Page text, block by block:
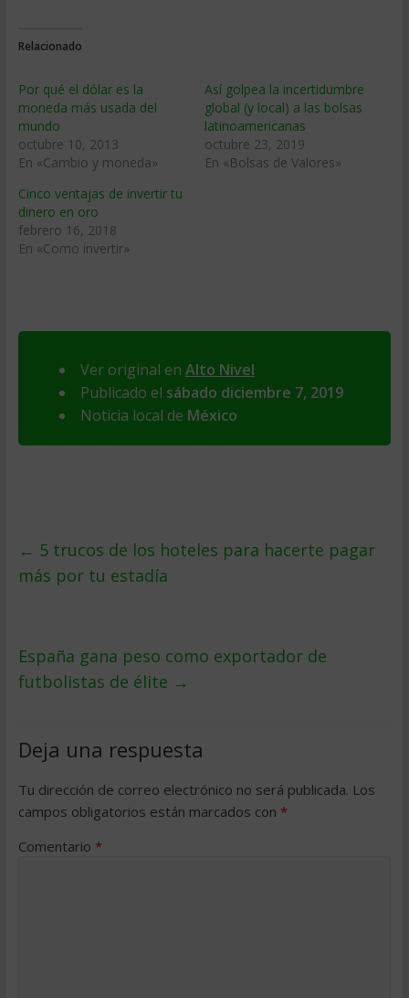
Relacionado
Por qué el dólar es la
moneda más usada del
mundo
octubre 10, 2013
En «Cambio y moneda»
Así golpea la incertidumbre
global (y local) a las bolsas
latinoamericanas
octubre 23, 2019
En «Bolsas de Valores»
Cinco ventajas de invertir tu
dinero en oro
febrero 16, 2018
En «Como invertir»
Ver original en Alto Nivel
Publicado el sábado diciembre 7, 2019
Noticia local de México
← 5 trucos de los hoteles para hacerte pagar
más por tu estadía
España gana peso como exportador de
futbolistas de élite →
Deja una respuesta
Tu dirección de correo electrónico no será publicada. Los
campos obligatorios están marcados con *
Comentario *